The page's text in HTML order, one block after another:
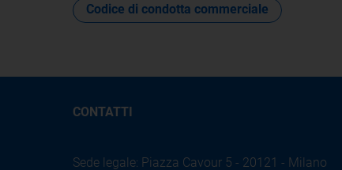
Codice di condotta commerciale
CONTATTI
Sede legale: Piazza Cavour 5 - 20121 - Milano